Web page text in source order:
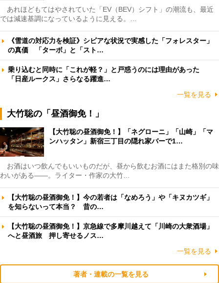
あれほどもてはやされていた「EV（BEV）シフト」の潮流も、最近
では減速基調になっているように見える。…
《雪道の対応力を検証》シビアな状況で実感した「フォレスター」
の真価 「ターボ」と「スト…
乗り込むと同時に「これが軽？」と戸惑うのには理由があった
「日産ルークス」さらなる躍進…
一覧を見る
大竹聡の「昼酒御免！」
【大竹聡の昼酒御免！】「ネグローニ」「山崎」「マ
ンハッタン」新宿三丁目の隠れ家バーで1…
お酒はいつ飲んでもいいものだが、昼から飲むお酒にはまた格別の味
わいがある――。ライター・作家の大竹…
【大竹聡の昼酒御免！】今の若者は「なめろう」や「キヌカツギ」
を知らないって本当？ 昔の…
【大竹聡の昼酒御免！】京急線で多摩川越えて「川崎の大衆酒場」
へと昼酒旅 押し寄せるノス…
一覧を見る
著者・連載の一覧を見る